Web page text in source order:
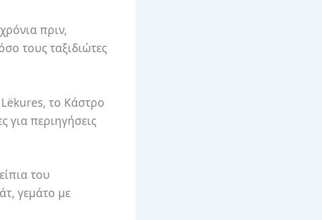
πριν,
τους ταξιδιώτες
το Κάστρο
για περιηγήσεις
του
γεμάτο με